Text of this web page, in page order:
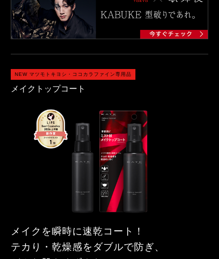
NEW マツモトキヨシ・ココカラファイン専用品
メイクトップコート
メイクを瞬時に速乾コート！
テカり・乾燥感をダブルで防ぎ、